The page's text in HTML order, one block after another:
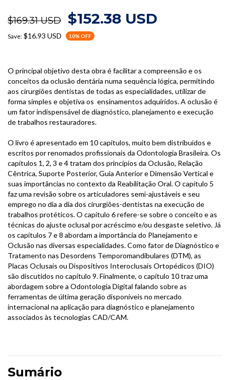
$169.31 USD $152.38 USD
Save: $16.93 USD 10% OFF
O principal objetivo desta obra é facilitar a compreensão e os
conceitos da oclusão dentária numa sequência lógica, permitindo
aos cirurgiões dentistas de todas as especialidades, utilizar de
forma simples e objetiva os ensinamentos adquiridos. A oclusão é
um fator indispensável de diagnóstico, planejamento e execução
de trabalhos restauradores.
O livro é apresentado em 10 capítulos, muito bem distribuídos e
escritos por renomados profissionais da Odontologia Brasileira. Os
capítulos 1, 2, 3 e 4 tratam dos princípios da Oclusão, Relação
Cêntrica, Suporte Posterior, Guia Anterior e Dimensão Vertical e
suas importâncias no contexto da Reabilitação Oral. O capítulo 5
faz uma revisão sobre os articuladores semi-ajustáveis e seu
emprego no dia a dia dos cirurgiões-dentistas na execução de
trabalhos protéticos. O capítulo 6 refere-se sobre o conceito e as
técnicas do ajuste oclusal por acréscimo e/ou desgaste seletivo. Já
os capítulos 7 e 8 abordam a importância do Planejamento e
Oclusão nas diversas especialidades. Como fator de Diagnóstico e
Tratamento nas Desordens Temporomandibulares (DTM), as
Placas Oclusais ou Dispositivos Interoclusais Ortopédicos (DIO)
são discutidos no capítulo 9. Finalmente, o capítulo 10 traz uma
abordagem sobre a Odontologia Digital falando sobre as
ferramentas de última geração disponíveis no mercado
internacional na aplicação para diagnóstico e planejamento
associados às tecnologias CAD/CAM.
Sumário